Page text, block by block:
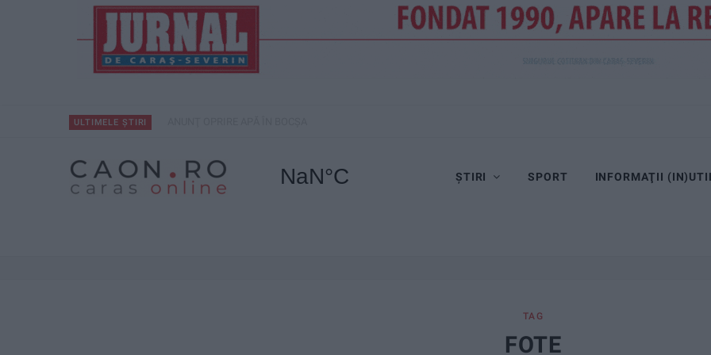
ULTIMELE ȘTIRI
ȘTIRI SPORT INFORMAŢII
TAG
FOTE